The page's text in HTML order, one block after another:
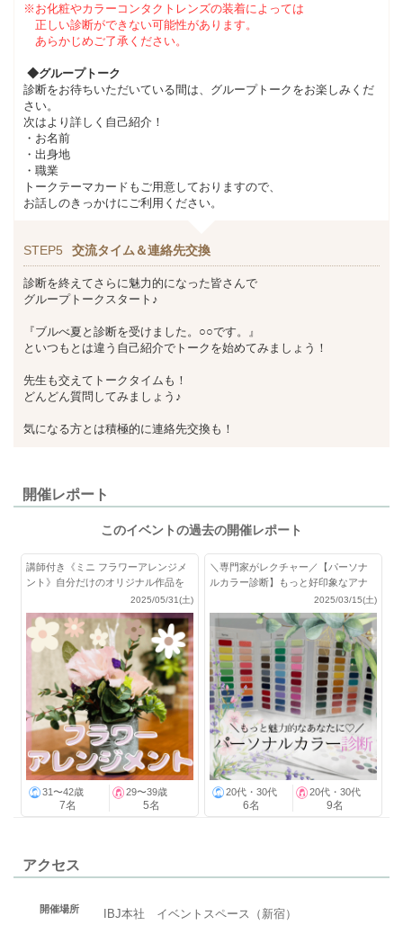
※お化粧やカラーコンタクトレンズの装着によっては
正しい診断ができない可能性があります。
あらかじめご了承ください。
◆グループトーク
診断をお待ちいただいている間は、グループトークをお楽しみくだ
さい。
次はより詳しく自己紹介！
・お名前
・出身地
・職業
トークテーマカードもご用意しておりますので、
お話しのきっかけにご利用ください。
STEP5 交流タイム＆連絡先交換
診断を終えてさらに魅力的になった皆さんで
グループトークスタート♪
『ブルべ夏と診断を受けました。○○です。』
といつもとは違う自己紹介でトークを始めてみましょう！
先生も交えてトークタイムも！
どんどん質問してみましょう♪
気になる方とは積極的に連絡先交換も！
開催レポート
このイベントの過去の開催レポート
講師付き《ミニ フラワーアレンジメ
ント》自分だけのオリジナル作品を
2025/05/31(土)
31〜42歳
7名
29〜39歳
5名
＼専門家がレクチャー／【パーソナ
ルカラー診断】もっと好印象なアナ
2025/03/15(土)
20代・30代
6名
20代・30代
9名
アクセス
開催場所
IBJ本社 イベントスペース（新宿）